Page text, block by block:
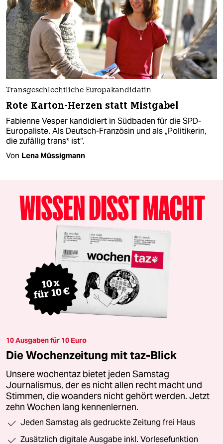
Transgeschlechtliche Europakandidatin
Rote Karton-Herzen statt Mistgabel
Fabienne Vesper kandidiert in Südbaden für die SPD-
Europaliste. Als Deutsch-Französin und als „Politikerin,
die zufällig trans* ist“.
Von Lena Müssigmann
10 Ausgaben für 10 Euro
Die Wochenzeitung mit taz-Blick
Unsere wochentaz bietet jeden Samstag
Journalismus, der es nicht allen recht macht und
Stimmen, die woanders nicht gehört werden. Jetzt
zehn Wochen lang kennenlernen.
Jeden Samstag als gedruckte Zeitung frei Haus
Zusätzlich digitale Ausgabe inkl. Vorlesefunktion